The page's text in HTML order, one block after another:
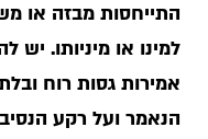
התייחסות מבזה או
למינו או מיניותו. יש
אמירות גסות רוח
הנאמר ועל רקע